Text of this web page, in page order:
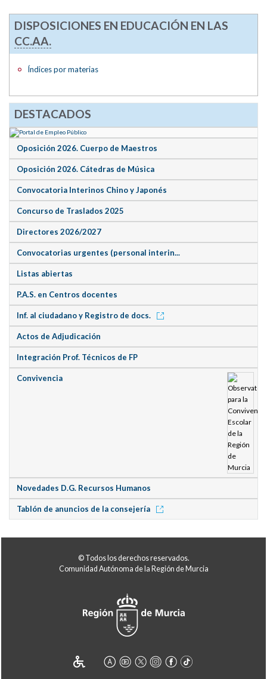
DISPOSICIONES EN EDUCACIÓN EN LAS
CC.AA.
Índices por materias
DESTACADOS
Oposición 2026. Cuerpo de Maestros
Oposición 2026. Cátedras de Música
Convocatoria Interinos Chino y Japonés
Concurso de Traslados 2025
Directores 2026/2027
Convocatorias urgentes (personal interin...
Listas abiertas
P.A.S. en Centros docentes
Inf. al ciudadano y Registro de docs.
Actos de Adjudicación
Integración Prof. Técnicos de FP
Convivencia
Novedades D.G. Recursos Humanos
Tablón de anuncios de la consejería
© Todos los derechos reservados.
Comunidad Autónoma de la Región de Murcia